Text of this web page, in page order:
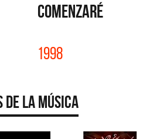
COMENZARÉ
1998
la Música